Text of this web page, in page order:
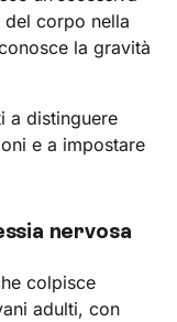
corpo nella
la gravità
a distinguere
e a impostare
nervosa
colpisce
adulti, con